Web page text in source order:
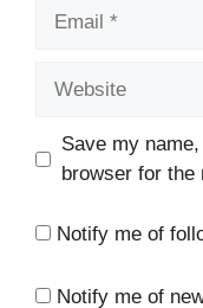
Save my
browser for the
Notify me of
Notify me of